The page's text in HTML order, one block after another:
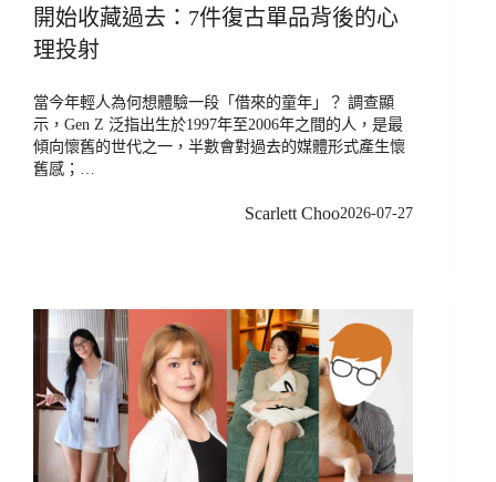
開始收藏過去：7件復古單品背後的心
理投射
當今年輕人為何想體驗一段「借來的童年」？ 調查顯
示，Gen Z 泛指出生於1997年至2006年之間的人，是最
傾向懷舊的世代之一，半數會對過去的媒體形式產生懷
舊感；…
Scarlett Choo2026-07-27